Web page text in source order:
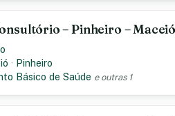
– Pinheiro –
· Pinheiro
Básico de Saúde e outras 1